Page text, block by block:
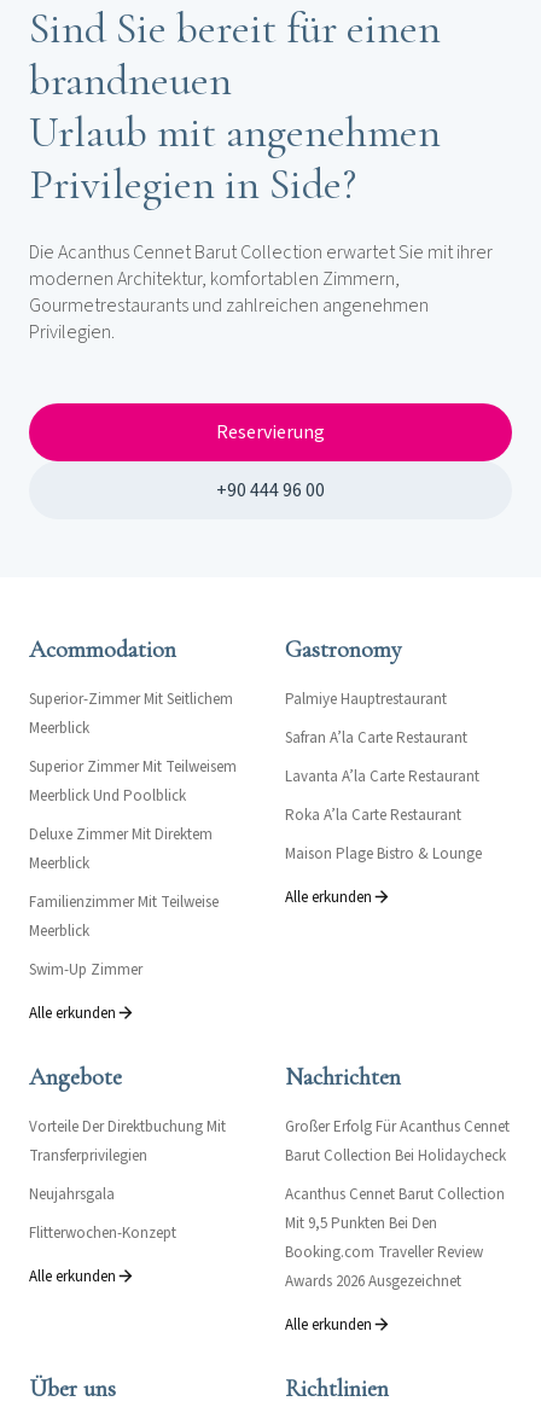
Sind Sie bereit für einen
brandneuen
Urlaub mit angenehmen
Privilegien in Side?
Die Acanthus Cennet Barut Collection erwartet Sie mit ihrer
modernen Architektur, komfortablen Zimmern,
Gourmetrestaurants und zahlreichen angenehmen
Privilegien.
Reservierung
+90 444 96 00
Acommodation
Superior-Zimmer Mit Seitlichem
Meerblick
Superior Zimmer Mit Teilweisem
Meerblick Und Poolblick
Deluxe Zimmer Mit Direktem
Meerblick
Familienzimmer Mit Teilweise
Meerblick
Swim-Up Zimmer
Alle erkunden
Gastronomy
Palmiye Hauptrestaurant
Safran A’la Carte Restaurant
Lavanta A’la Carte Restaurant
Roka A’la Carte Restaurant
Maison Plage Bistro & Lounge
Alle erkunden
Angebote
Vorteile Der Direktbuchung Mit
Transferprivilegien
Neujahrsgala
Flitterwochen-Konzept
Alle erkunden
Nachrichten
Großer Erfolg Für Acanthus Cennet
Barut Collection Bei Holidaycheck
Acanthus Cennet Barut Collection
Mit 9,5 Punkten Bei Den
Booking.com Traveller Review
Awards 2026 Ausgezeichnet
Alle erkunden
Über uns Richtlinien